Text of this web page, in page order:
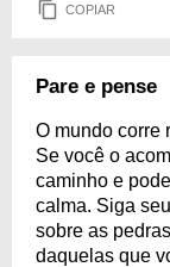
COPIAR
Pare e pense
O mundo corre
Se você o
caminho e
calma. Siga
sobre as
daquelas que